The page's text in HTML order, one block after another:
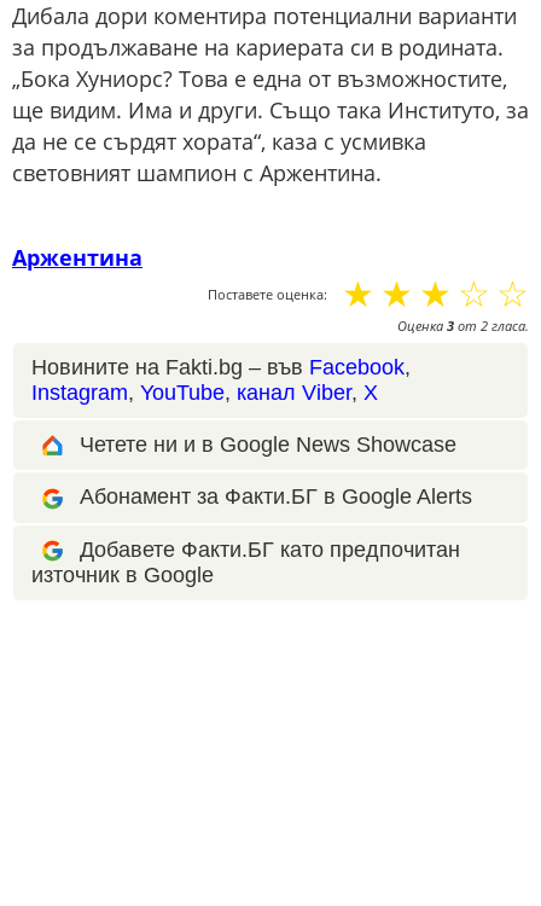
Дибала дори коментира потенциални варианти
за продължаване на кариерата си в родината.
„Бока Хуниорс? Това е една от възможностите,
ще видим. Има и други. Също така Институто, за
да не се сърдят хората“, каза с усмивка
световният шампион с Аржентина.
Аржентина
Поставете оценка: ☆
☆
☆
☆
☆
Оценка 3 от 2 гласа.
Новините на Fakti.bg – във Facebook,
Instagram, YouTube, канал Viber, X
Четете ни и в Google News Showcase
Абонамент за Факти.БГ в Google Alerts
Добавете Факти.БГ като предпочитан
източник в Google